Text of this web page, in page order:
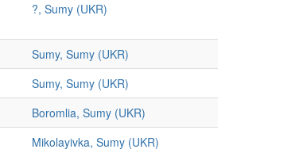
?, Sumy (UKR)
Sumy, Sumy (UKR)
Sumy, Sumy (UKR)
Boromlia, Sumy (UKR)
Mikolayivka, Sumy (UKR)